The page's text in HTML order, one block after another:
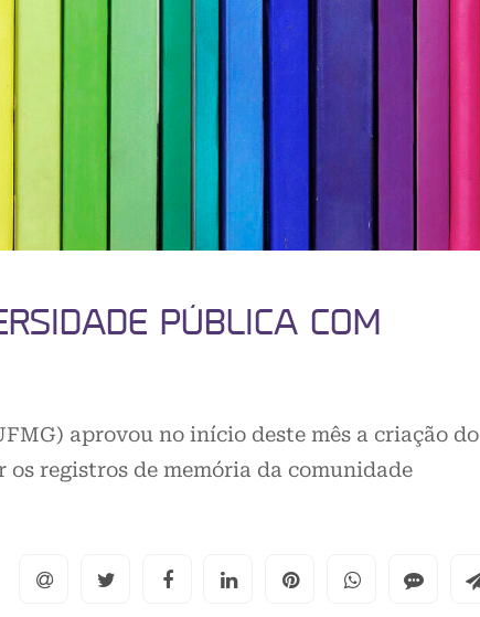
PÚBLICA COM
aprovou no início deste mês a criação do
registros de memória da comunidade